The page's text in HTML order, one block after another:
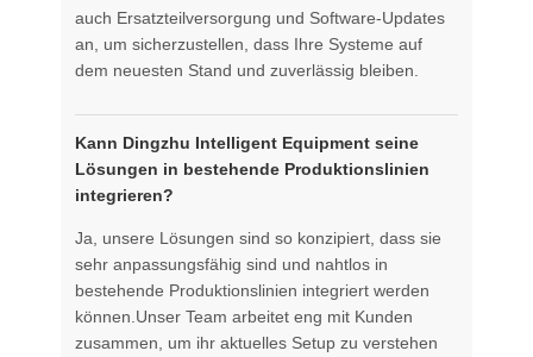
auch Ersatzteilversorgung und Software-Updates
an, um sicherzustellen, dass Ihre Systeme auf
dem neuesten Stand und zuverlässig bleiben.
Kann Dingzhu Intelligent Equipment seine
Lösungen in bestehende Produktionslinien
integrieren?
Ja, unsere Lösungen sind so konzipiert, dass sie
sehr anpassungsfähig sind und nahtlos in
bestehende Produktionslinien integriert werden
können.Unser Team arbeitet eng mit Kunden
zusammen, um ihr aktuelles Setup zu verstehen